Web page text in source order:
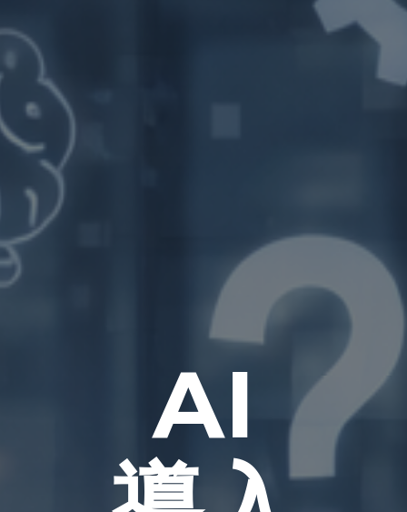
AI